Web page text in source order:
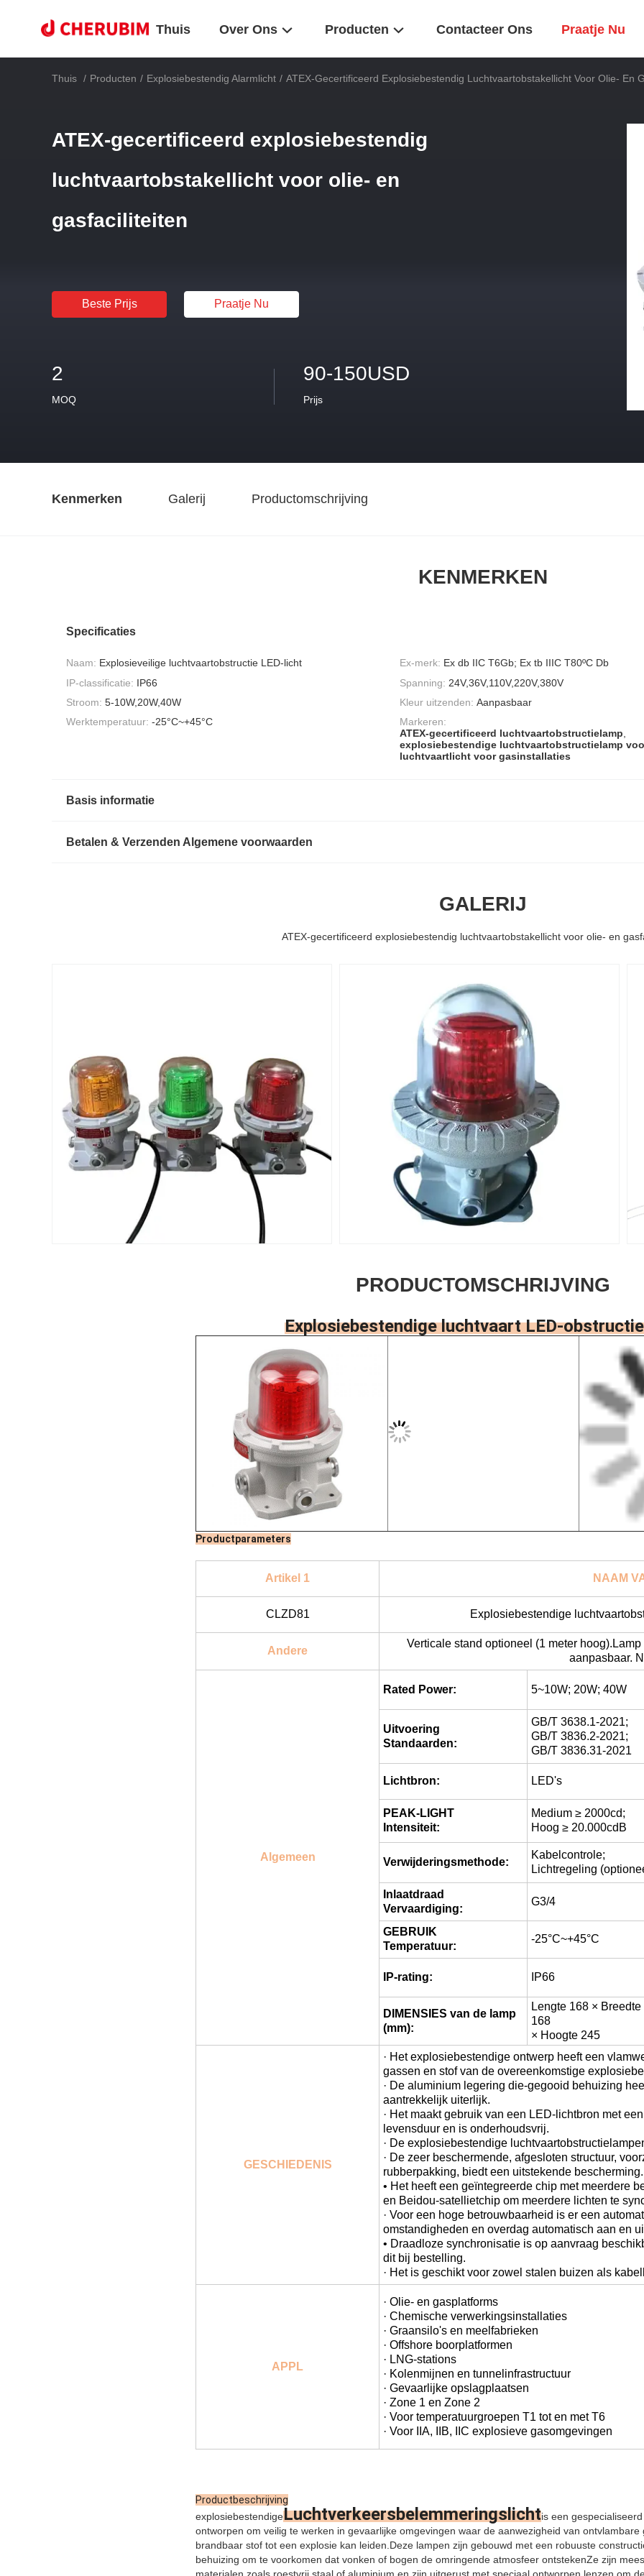
Thuis Over Ons Producten Contacteer Ons Praatje Nu
Thuis / Producten / Explosiebestendig Alarmlicht / ATEX-Gecertificeerd Explosiebestendig Luchtvaartobstakellicht Voor Olie- En
ATEX-gecertificeerd explosiebestendig
luchtvaartobstakellicht voor olie- en
gasfaciliteiten
Beste Prijs Praatje Nu
2
MOQ
90-150USD
Prijs
Kenmerken Galerij Productomschrijving
KENMERKEN
Specificaties
Naam: Explosieveilige luchtvaartobstructie LED-licht Ex-merk: Ex db IIC T6Gb; Ex tb IIIC T80ºC Db
IP-classificatie: IP66 Spanning: 24V,36V,110V,220V,380V
Stroom: 5-10W,20W,40W Kleur uitzenden: Aanpasbaar
Werktemperatuur: -25°C~+45°C
Markeren:
ATEX-gecertificeerd luchtvaartobstructielamp
explosiebestendige luchtvaartobstructielamp
luchtvaartlicht voor gasinstallaties
Basis informatie
Betalen & Verzenden Algemene voorwaarden
GALERIJ
ATEX-gecertificeerd explosiebestendig luchtvaartobstakellicht voor olie- en
PRODUCTOMSCHRIJVING
Explosiebestendige luchtvaart LED-
Productparameters
Artikel 1 NAAM
CLZD81 Explosiebestendige
Andere
Verticale stand optioneel (1 meter
aanpasbaar.
Algemeen
Rated Power: 5~10W; 20W; 40W
Uitvoering
Standaarden:
GB/T 3638.1-2021;
GB/T 3836.2-2021;
GB/T 3836.31-2021
Lichtbron: LED's
PEAK-LIGHT
Intensiteit:
Medium ≥ 2000cd;
Hoog ≥ 20.000cdB
Verwijderingsmethode:
Kabelcontrole;
Lichtregeling
Inlaatdraad
Vervaardiging:
G3/4
GEBRUIK
Temperatuur:
-25°C~+45°C
IP-rating: IP66
DIMENSIES van de lamp
(mm):
Lengte 168 × Breedte
168
× Hoogte 245
GESCHIEDENIS
· Het explosiebestendige ontwerp heeft een
gassen en stof van de overeenkomstige
· De aluminium legering die-gegooid behuizing
aantrekkelijk uiterlijk.
· Het maakt gebruik van een LED-lichtbron met
levensduur en is onderhoudsvrij.
· De explosiebestendige
· De zeer beschermende, afgesloten structuur,
rubberpakking, biedt een uitstekende bescherming.
• Het heeft een geïntegreerde chip met meerdere
en Beidou-satellietchip om meerdere lichten te
· Voor een hoge betrouwbaarheid is er een
omstandigheden en overdag automatisch aan en
• Draadloze synchronisatie is op aanvraag
dit bij bestelling.
· Het is geschikt voor zowel stalen buizen als
APPL
· Olie- en gasplatforms
· Chemische verwerkingsinstallaties
· Graansilo's en meelfabrieken
· Offshore boorplatformen
· LNG-stations
· Kolenmijnen en tunnelinfrastructuur
· Gevaarlijke opslagplaatsen
· Zone 1 en Zone 2
· Voor temperatuurgroepen T1 tot en met T6
· Voor IIA, IIB, IIC explosieve gasomgevingen
Productbeschrijving
explosiebestendigeLuchtverkeersbelemmeringslichtis een
ontworpen om veilig te werken in gevaarlijke omgevingen waar de aanwezigheid van ontvlambare
brandbaar stof tot een explosie kan leiden.Deze lampen zijn gebouwd met een robuuste
behuizing om te voorkomen dat vonken of bogen de omringende atmosfeer ontstekenZe zijn